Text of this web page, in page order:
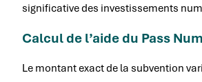
significative des investissements
Calcul de l’aide du Pass
Le montant exact de la subvention